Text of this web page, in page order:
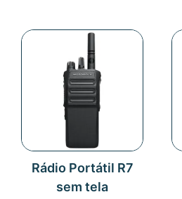
Rádio Portátil R7
sem tela